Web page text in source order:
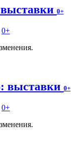
0+
0+
выставки 0+
0+